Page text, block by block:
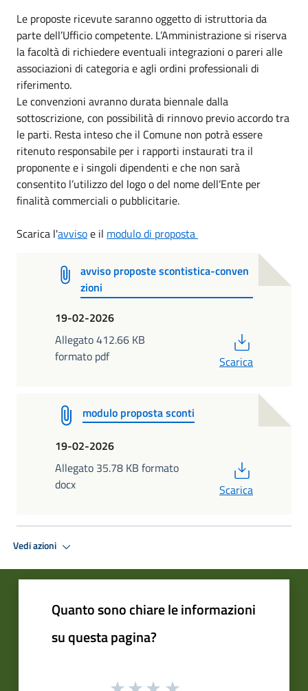
Le proposte ricevute saranno oggetto di istruttoria da
parte dell’Ufficio competente. L’Amministrazione si riserva
la facoltà di richiedere eventuali integrazioni o pareri alle
associazioni di categoria e agli ordini professionali di
riferimento.
Le convenzioni avranno durata biennale dalla
sottoscrizione, con possibilità di rinnovo previo accordo tra
le parti. Resta inteso che il Comune non potrà essere
ritenuto responsabile per i rapporti instaurati tra il
proponente e i singoli dipendenti e che non sarà
consentito l’utilizzo del logo o del nome dell’Ente per
finalità commerciali o pubblicitarie.
Scarica l'avvisoe il modulo di proposta
avviso proposte scontistica-conven
zioni
19-02-2026
Allegato 412.66 KB
formato pdf
Scarica
modulo proposta sconti
19-02-2026
Allegato 35.78 KB formato
docx
Scarica
Vedi azioni
Quanto sono chiare le informazioni
su questa pagina?